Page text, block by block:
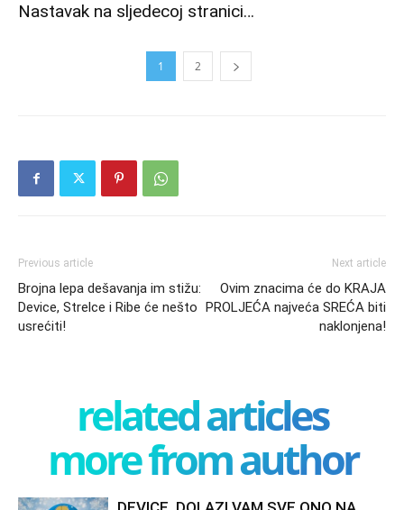
Nastavak na sljedecoj stranici…
1 2
Previous article
Brojna lepa dešavanja im stižu:
Device, Strelce i Ribe će nešto
usrećiti!
Next article
Ovim znacima će do KRAJA
PROLJEĆA najveća SREĆA biti
naklonjena!
related articles
more from author